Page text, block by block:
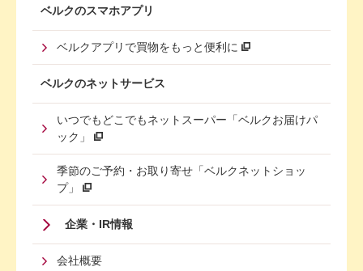
ベルクのスマホアプリ
ベルクアプリで買物をもっと便利に
ベルクのネットサービス
いつでもどこでもネットスーパー「ベルクお届けパ
ック」
季節のご予約・お取り寄せ「ベルクネットショッ
プ」
Footer
Menu
企業・IR情報
会社概要